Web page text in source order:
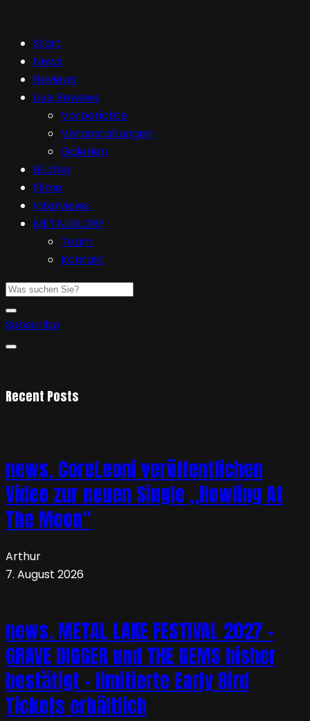
Start
News
Reviews
Live Reviews
Vorberichte
Veranstaltungen
Galerien
Bücher
Filme
Interviews
METALGLORY
Team
Kontakt
Subscribe
Recent Posts
news. CoreLeoni veröffentlichen
Video zur neuen Single „Howling At
The Moon“
Arthur
7. August 2026
news. METAL LAKE FESTIVAL 2027 –
GRAVE DIGGER und THE GEMS bisher
bestätigt – limitierte Early Bird
Tickets erhältlich